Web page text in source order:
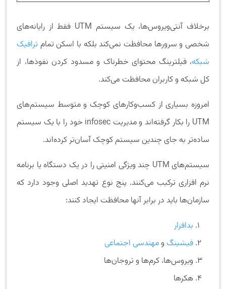
برخلاف آنتی‌ویروس‌ها، یک سیستم UTM فقط از رایانه‌های
شخصی و سرورها محافظت نمی‌کند بلکه با اسکن تمام ترافیک
شبکه، فیلترینگ محتوای خطرناک و مسدود کردن نفوذها، از
کل شبکه و کاربران محافظت می‌کند.
امروزه بسیاری از کسب‌وکارهای کوچک و متوسط سیستم‌های
UTM را بکار گرفته‌اند و مدیریت infosec خود را با یک سیستم
ساده‌تر به جای چندین سیستم کوچک آسان‌تر کرده‌اند.
سیستم‌های UTM چند ویژگی امنیتی را در یک دستگاه یا برنامه
نرم افزاری ترکیب می‌کنند. پنج نوع تهدید اصلی وجود دارد که
سازمان‌ها باید در برابر آنها محافظت ایجاد کنند:
بدافزار
فیشینگومهندسی اجتماعی
ویروس‌ها، کرم‌ها و تروجان‌ها
هکرها